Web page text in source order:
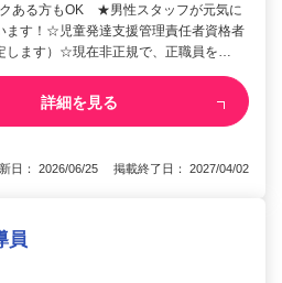
ある方もOK ★男性スタッフが元気に
ます！☆児童発達支援管理責任者資格者
します）☆現在非正規で、正職員を…
詳細を見る
日： 2026/06/25 掲載終了日： 2027/04/02
員